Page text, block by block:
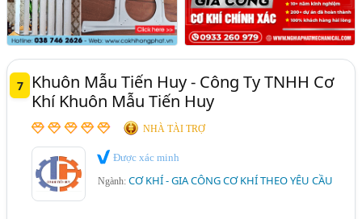
7
Khuôn Mẫu Tiến Huy - Công Ty TNHH Cơ
Khí Khuôn Mẫu Tiến Huy
NHÀ TÀI TRỢ
Được xác minh
Ngành:CƠ KHÍ - GIA CÔNG CƠ KHÍ THEO YÊU CẦU